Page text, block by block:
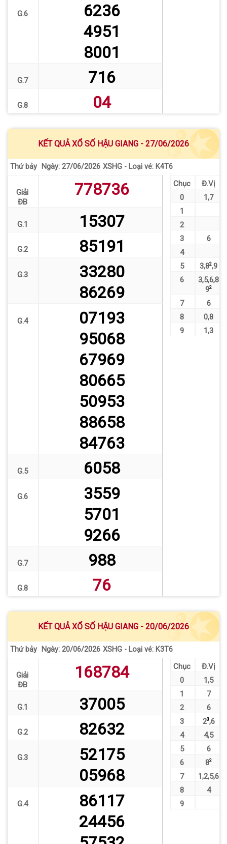
G.6
6236
4951
8001
G.7 716
G.8 04
KẾT QUẢ XỔ SỐ HẬU GIANG - 27/06/2026
Thứ bảy Ngày: 27/06/2026 XSHG - Loại vé: K4T6
Giải
ĐB
778736
G.1 15307
G.2 85191
G.3
33280
86269
G.4
07193
95068
67969
80665
50953
88658
84763
G.5 6058
G.6
3559
5701
9266
G.7 988
G.8 76
Chục
Đ.Vị
0
1,7
1
2
3
6
4
5
3,82,9
6
3,5,6,8
92
7
6
8
0,8
9
1,3
KẾT QUẢ XỔ SỐ HẬU GIANG - 20/06/2026
Thứ bảy Ngày: 20/06/2026 XSHG - Loại vé: K3T6
Giải
ĐB
168784
G.1 37005
G.2 82632
G.3
52175
05968
G.4
86117
24456
Chục
Đ.Vị
0
1,5
1
7
2
6
3
23,6
4
4,5
5
6
6
82
7 1,2,5,6
8
4
9